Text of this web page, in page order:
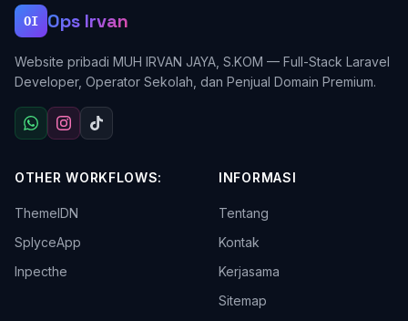
OI Ops Irvan
Website pribadi MUH IRVAN JAYA, S.KOM — Full-Stack Laravel
Developer, Operator Sekolah, dan Penjual Domain Premium.
OTHER WORKFLOWS:
ThemeIDN
SplyceApp
Inpecthe
INFORMASI
Tentang
Kontak
Kerjasama
Sitemap